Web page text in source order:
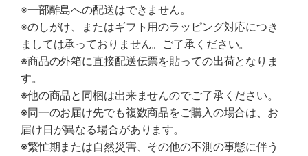
※一部離島への配送はできません。
※のしがけ、またはギフト用のラッピング対応につき
ましては承っておりません。ご了承ください。
※商品の外箱に直接配送伝票を貼っての出荷となりま
す。
※他の商品と同梱は出来ませんのでご了承ください。
※同一のお届け先でも複数商品をご購入の場合は、お
届け日が異なる場合があります。
※繁忙期または自然災害、その他の不測の事態に伴う